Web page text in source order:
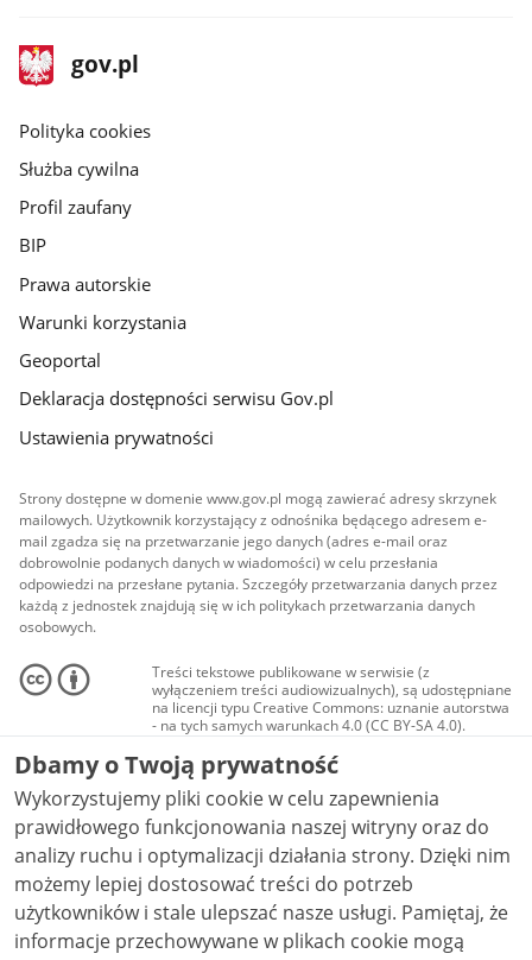
stopka
gov.pl
Strona
gov.pl
gov.pl
Polityka cookies
Służba cywilna
Profil zaufany
BIP
Prawa autorskie
Warunki korzystania
Geoportal
Deklaracja dostępności serwisu Gov.pl
Ustawienia prywatności
Strony dostępne w domenie www.gov.pl mogą zawierać adresy skrzynek
mailowych. Użytkownik korzystający z odnośnika będącego adresem e-
mail zgadza się na przetwarzanie jego danych (adres e-mail oraz
dobrowolnie podanych danych w wiadomości) w celu przesłania
odpowiedzi na przesłane pytania. Szczegóły przetwarzania danych przez
każdą z jednostek znajdują się w ich politykach przetwarzania danych
osobowych.
Treści tekstowe publikowane w serwisie (z
wyłączeniem treści audiowizualnych), są udostępniane
na licencji typu Creative Commons: uznanie autorstwa
- na tych samych warunkach 4.0 (CC BY-SA 4.0).
Materiały audiowizualne, w tym zdjęcia, materiały
audio i wideo, są udostępniane na licencji typu
Creative Commons: uznanie autorstwa użycie
niekomercyjne - bez utworów zależnych 4.0 (CC BY-
NC-ND 4.0), o ile nie jest to stwierdzone inaczej.
Dbamy o Twoją prywatność
Wykorzystujemy pliki cookie w celu zapewnienia
prawidłowego funkcjonowania naszej witryny oraz do
analizy ruchu i optymalizacji działania strony. Dzięki nim
możemy lepiej dostosować treści do potrzeb
użytkowników i stale ulepszać nasze usługi. Pamiętaj, że
informacje przechowywane w plikach cookie mogą